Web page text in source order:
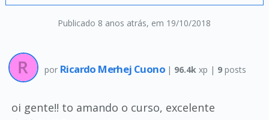
Publicado 8 anos atrás, em 19/10/2018
por Ricardo Merhej Cuono | 96.4k xp | 9 posts
oi gente!! to amando o curso, excelente